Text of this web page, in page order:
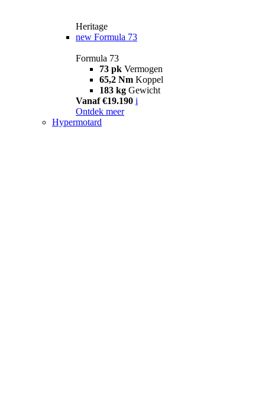
Heritage
new Formula 73
Formula 73
73 pk Vermogen
65,2 Nm Koppel
183 kg Gewicht
Vanaf €19.190 i
Ontdek meer
Hypermotard